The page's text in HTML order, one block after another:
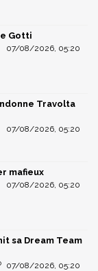
Gotti
07/08/2026, 05:20
Travolta
07/08/2026, 05:20
mafieux
07/08/2026, 05:20
sa Dream Team
07/08/2026, 05:20